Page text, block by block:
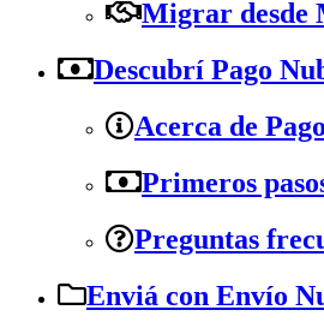
Migrar desde
Descubrí Pago
Acerca de
Primeros
Preguntas
Enviá con Envío